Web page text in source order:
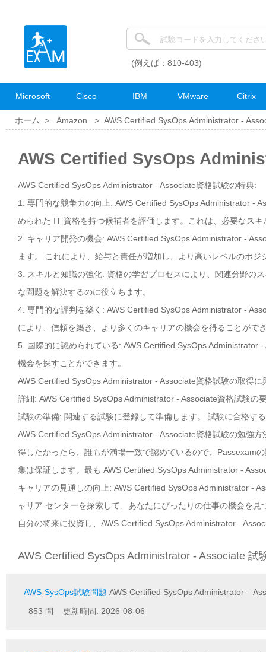
(例えば：810-403)
Microsoft Cisco IBM VMware Citrix
ホーム > Amazon > AWS Certified SysOps Administrator -
AWS Certified SysOps
AWS Certified SysOps Administrator - Associate資格試験の特典:
1. 専門的な競争力の向上: AWS Certified SysOps Administrator -
められた IT 資格を持つ候補者を評価します。これは、必要なス
2. キャリア開発の機会: AWS Certified SysOps Administrator -
ます。 これにより、給与と責任が増加し、より高いレベルのポ
3. スキルと知識の強化: 資格の学習プロセスにより、関連分野の
な問題を解決するのに役立ちます。
4. 専門的な評判を築く: AWS Certified SysOps Administrator -
により、信頼を築き、より多くのキャリアの機会を得ることがで
5. 国際的に認められている: AWS Certified SysOps Administrator
機会を探すことができます。
AWS Certified SysOps Administrator - Associate資格試験の取得
詳細: AWS Certified SysOps Administrator - Associate資格試験
試験の準備: 関連する試験に登録して準備します。 試験に合格す
AWS Certified SysOps Administrator - Associate資格試験の勉強
得したかったら、誰もが満場一致で認めているので、Passexam
集は保証します。最も AWS Certified SysOps Administrator -
キャリアの見通しの向上: AWS Certified SysOps Administrator -
ャリア センターを探索して、あなたにぴったりの仕事の機会を見
自分の将来に投資し、AWS Certified SysOps Administrator -
AWS Certified SysOps Administrator - Associate 試
AWS-SysOps試験問題 AWS Certified SysOps Administrator –
853 問 更新時間: 2026-08-06